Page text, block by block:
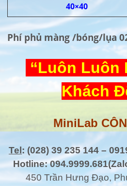
40×40
Phí phủ màng /bóng/lụa
“Luôn Luôn
Khách
MiniLab
Tel: (028) 39 235 144 –
Hotline:
450 Trần Hưng Đạo,